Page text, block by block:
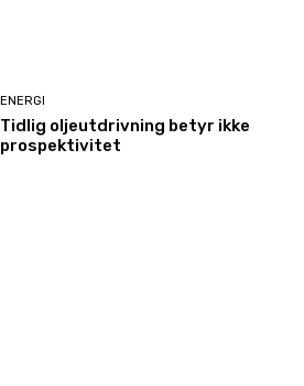
ENERGI
Tidlig oljeutdrivning betyr ikke
prospektivitet